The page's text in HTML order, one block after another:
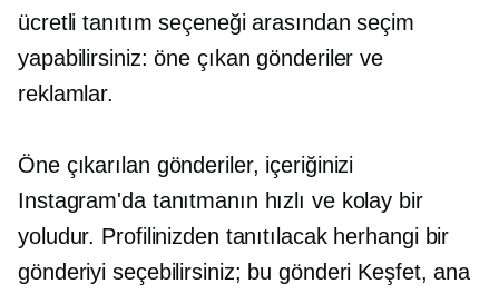
ücretli tanıtım seçeneği arasından seçim
yapabilirsiniz: öne çıkan gönderiler ve
reklamlar.
Öne çıkarılan gönderiler, içeriğinizi
Instagram'da tanıtmanın hızlı ve kolay bir
yoludur. Profilinizden tanıtılacak herhangi bir
gönderiyi seçebilirsiniz; bu gönderi Keşfet, ana